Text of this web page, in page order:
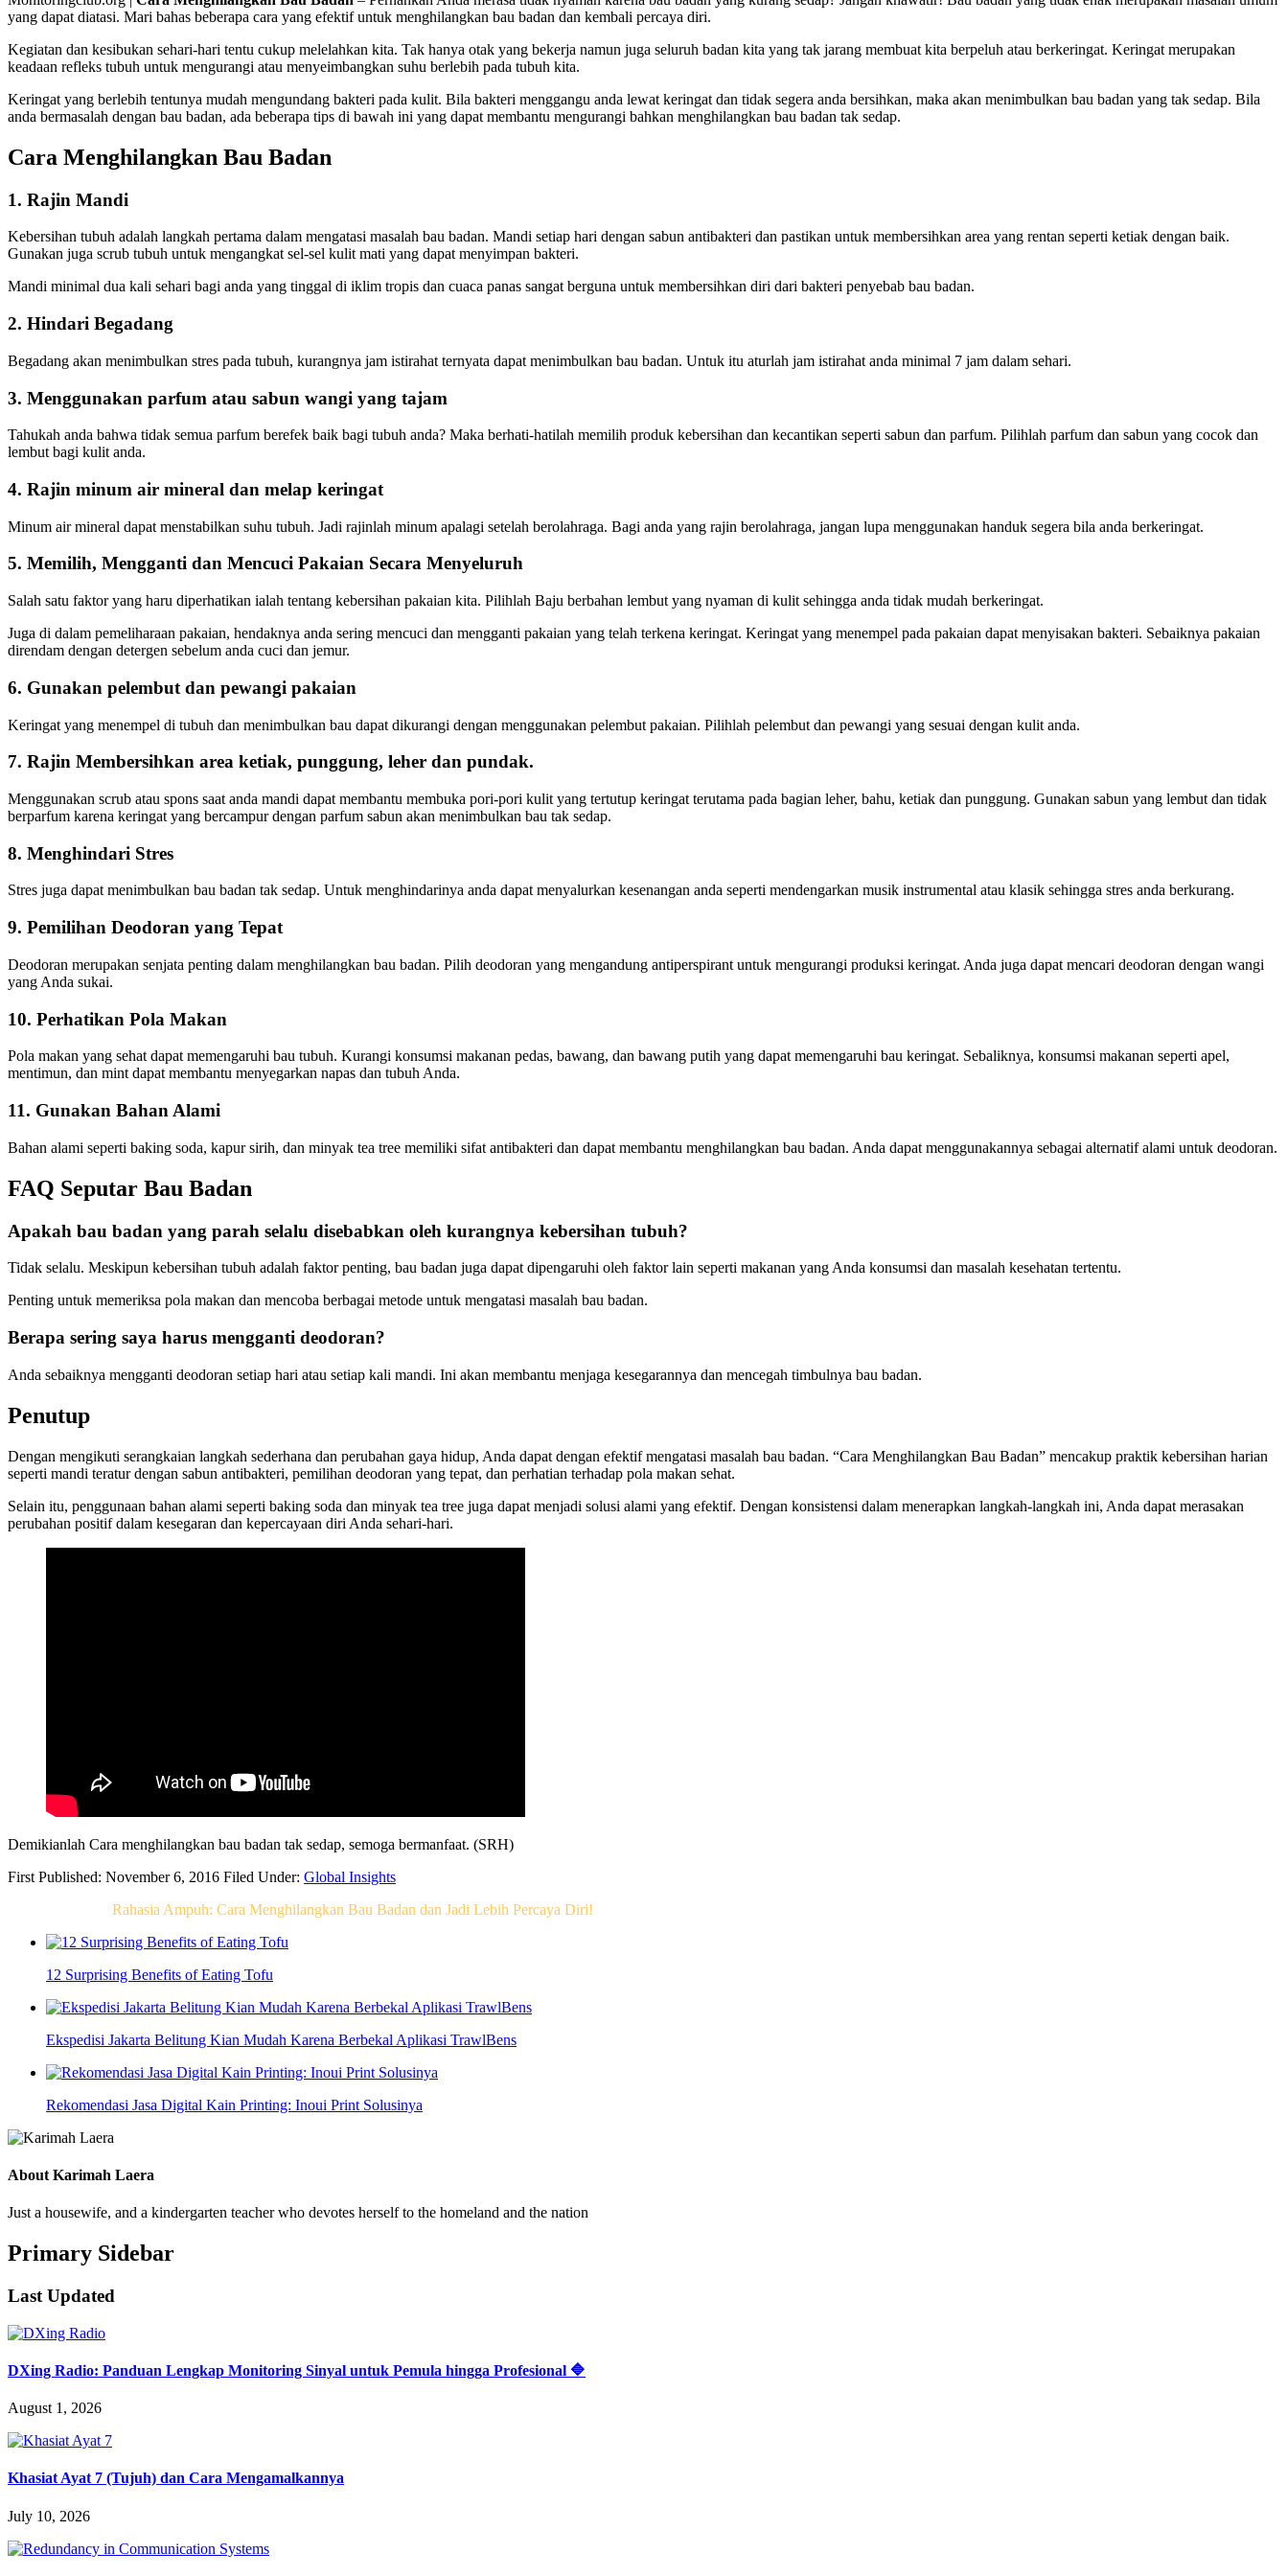
yang dapat diatasi. Mari bahas beberapa cara yang efektif untuk menghilangkan bau badan dan kembali percaya diri.
Kegiatan dan kesibukan sehari-hari tentu cukup melelahkan kita. Tak hanya otak yang bekerja namun juga seluruh badan kita yang tak jarang membuat kita berpeluh atau berkeringat. Keringat merupakan
keadaan refleks tubuh untuk mengurangi atau menyeimbangkan suhu berlebih pada tubuh kita.
Keringat yang berlebih tentunya mudah mengundang bakteri pada kulit. Bila bakteri menggangu anda lewat keringat dan tidak segera anda bersihkan, maka akan menimbulkan bau badan yang tak sedap. Bila
anda bermasalah dengan bau badan, ada beberapa tips di bawah ini yang dapat membantu mengurangi bahkan menghilangkan bau badan tak sedap.
Cara Menghilangkan Bau Badan
1. Rajin Mandi
Kebersihan tubuh adalah langkah pertama dalam mengatasi masalah bau badan. Mandi setiap hari dengan sabun antibakteri dan pastikan untuk membersihkan area yang rentan seperti ketiak dengan baik.
Gunakan juga scrub tubuh untuk mengangkat sel-sel kulit mati yang dapat menyimpan bakteri.
Mandi minimal dua kali sehari bagi anda yang tinggal di iklim tropis dan cuaca panas sangat berguna untuk membersihkan diri dari bakteri penyebab bau badan.
2. Hindari Begadang
Begadang akan menimbulkan stres pada tubuh, kurangnya jam istirahat ternyata dapat menimbulkan bau badan. Untuk itu aturlah jam istirahat anda minimal 7 jam dalam sehari.
3. Menggunakan parfum atau sabun wangi yang tajam
Tahukah anda bahwa tidak semua parfum berefek baik bagi tubuh anda? Maka berhati-hatilah memilih produk kebersihan dan kecantikan seperti sabun dan parfum. Pilihlah parfum dan sabun yang cocok dan
lembut bagi kulit anda.
4. Rajin minum air mineral dan melap keringat
Minum air mineral dapat menstabilkan suhu tubuh. Jadi rajinlah minum apalagi setelah berolahraga. Bagi anda yang rajin berolahraga, jangan lupa menggunakan handuk segera bila anda berkeringat.
5. Memilih, Mengganti dan Mencuci Pakaian Secara Menyeluruh
Salah satu faktor yang haru diperhatikan ialah tentang kebersihan pakaian kita. Pilihlah Baju berbahan lembut yang nyaman di kulit sehingga anda tidak mudah berkeringat.
Juga di dalam pemeliharaan pakaian, hendaknya anda sering mencuci dan mengganti pakaian yang telah terkena keringat. Keringat yang menempel pada pakaian dapat menyisakan bakteri. Sebaiknya pakaian
direndam dengan detergen sebelum anda cuci dan jemur.
6. Gunakan pelembut dan pewangi pakaian
Keringat yang menempel di tubuh dan menimbulkan bau dapat dikurangi dengan menggunakan pelembut pakaian. Pilihlah pelembut dan pewangi yang sesuai dengan kulit anda.
7. Rajin Membersihkan area ketiak, punggung, leher dan pundak.
Menggunakan scrub atau spons saat anda mandi dapat membantu membuka pori-pori kulit yang tertutup keringat terutama pada bagian leher, bahu, ketiak dan punggung. Gunakan sabun yang lembut dan tidak
berparfum karena keringat yang bercampur dengan parfum sabun akan menimbulkan bau tak sedap.
8. Menghindari Stres
Stres juga dapat menimbulkan bau badan tak sedap. Untuk menghindarinya anda dapat menyalurkan kesenangan anda seperti mendengarkan musik instrumental atau klasik sehingga stres anda berkurang.
9. Pemilihan Deodoran yang Tepat
Deodoran merupakan senjata penting dalam menghilangkan bau badan. Pilih deodoran yang mengandung antiperspirant untuk mengurangi produksi keringat. Anda juga dapat mencari deodoran dengan wangi
yang Anda sukai.
10. Perhatikan Pola Makan
Pola makan yang sehat dapat memengaruhi bau tubuh. Kurangi konsumsi makanan pedas, bawang, dan bawang putih yang dapat memengaruhi bau keringat. Sebaliknya, konsumsi makanan seperti apel,
mentimun, dan mint dapat membantu menyegarkan napas dan tubuh Anda.
11. Gunakan Bahan Alami
Bahan alami seperti baking soda, kapur sirih, dan minyak tea tree memiliki sifat antibakteri dan dapat membantu menghilangkan bau badan. Anda dapat menggunakannya sebagai alternatif alami untuk deodoran.
FAQ Seputar Bau Badan
Apakah bau badan yang parah selalu disebabkan oleh kurangnya kebersihan tubuh?
Tidak selalu. Meskipun kebersihan tubuh adalah faktor penting, bau badan juga dapat dipengaruhi oleh faktor lain seperti makanan yang Anda konsumsi dan masalah kesehatan tertentu.
Penting untuk memeriksa pola makan dan mencoba berbagai metode untuk mengatasi masalah bau badan.
Berapa sering saya harus mengganti deodoran?
Anda sebaiknya mengganti deodoran setiap hari atau setiap kali mandi. Ini akan membantu menjaga kesegarannya dan mencegah timbulnya bau badan.
Penutup
Dengan mengikuti serangkaian langkah sederhana dan perubahan gaya hidup, Anda dapat dengan efektif mengatasi masalah bau badan. “Cara Menghilangkan Bau Badan” mencakup praktik kebersihan harian
seperti mandi teratur dengan sabun antibakteri, pemilihan deodoran yang tepat, dan perhatian terhadap pola makan sehat.
Selain itu, penggunaan bahan alami seperti baking soda dan minyak tea tree juga dapat menjadi solusi alami yang efektif. Dengan konsistensi dalam menerapkan langkah-langkah ini, Anda dapat merasakan
perubahan positif dalam kesegaran dan kepercayaan diri Anda sehari-hari.
Demikianlah Cara menghilangkan bau badan tak sedap, semoga bermanfaat. (SRH)
First Published: November 6, 2016 Filed Under: Global Insights
Rahasia Ampuh: Cara Menghilangkan Bau Badan dan Jadi Lebih Percaya Diri!
12 Surprising Benefits of Eating Tofu
Ekspedisi Jakarta Belitung Kian Mudah Karena Berbekal Aplikasi TrawlBens
Rekomendasi Jasa Digital Kain Printing: Inoui Print Solusinya
About Karimah Laera
Just a housewife, and a kindergarten teacher who devotes herself to the homeland and the nation
Primary Sidebar
Last Updated
DXing Radio: Panduan Lengkap Monitoring Sinyal untuk Pemula hingga Profesional 🔷
August 1, 2026
Khasiat Ayat 7 (Tujuh) dan Cara Mengamalkannya
July 10, 2026